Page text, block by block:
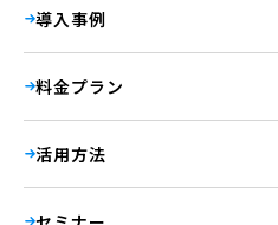
導入事例
料金プラン
活用方法